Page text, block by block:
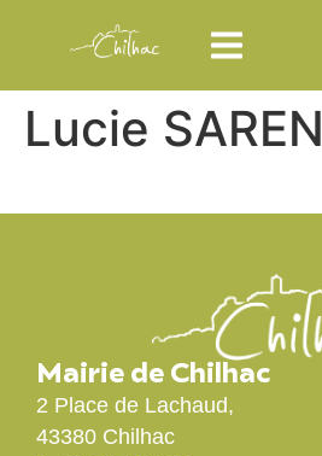
Lucie SAREN
Mairie de Chilhac
2 Place de Lachaud,
43380 Chilhac